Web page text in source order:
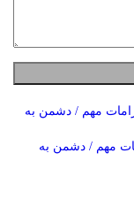
مهم / دشمن به